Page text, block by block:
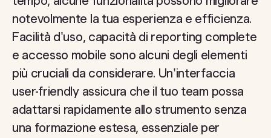
notevolmente la tua esperienza e efficienza.
Facilità d'uso, capacità di reporting complete
e accesso mobile sono alcuni degli elementi
più cruciali da considerare. Un'interfaccia
user-friendly assicura che il tuo team possa
adattarsi rapidamente allo strumento senza
una formazione estesa, essenziale per